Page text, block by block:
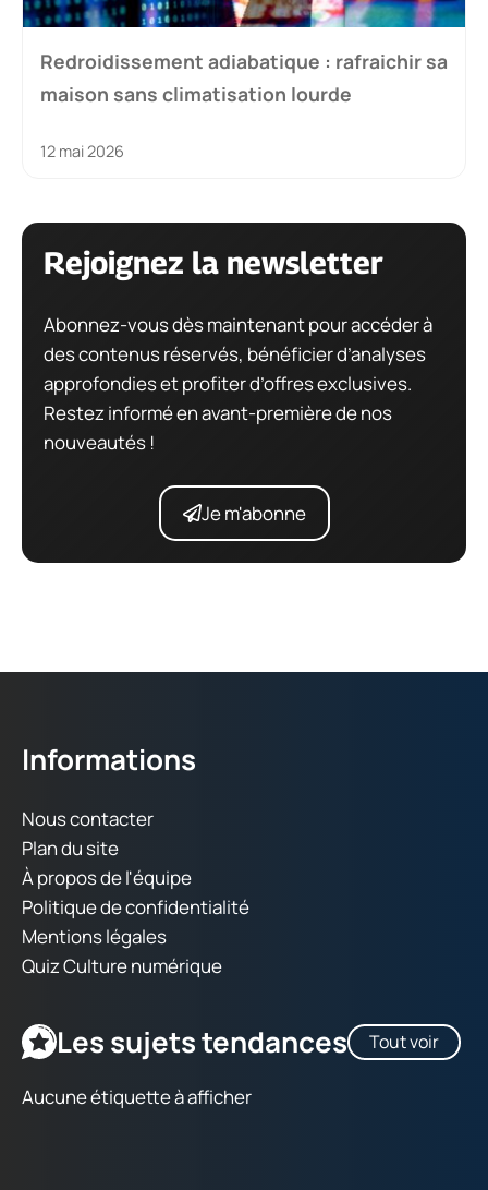
Redroidissement adiabatique : rafraichir sa
maison sans climatisation lourde
12 mai 2026
Rejoignez la newsletter
Abonnez-vous dès maintenant pour accéder à
des contenus réservés, bénéficier d’analyses
approfondies et profiter d’offres exclusives.
Restez informé en avant-première de nos
nouveautés !
Je m'abonne
Informations
Nous contacter
Plan du site
À propos de l'équipe
Politique de confidentialité
Mentions légales
Quiz Culture numérique
Les sujets tendances Tout voir
Aucune étiquette à afficher